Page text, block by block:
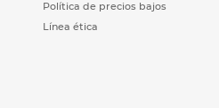
Política de precios bajos
Línea ética